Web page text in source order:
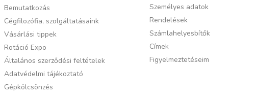
Bemutatkozás
Cégfilozófia, szolgáltatásaink
Vásárlási tippek
Rotáció Expo
Általános szerződési feltételek
Adatvédelmi tájékoztató
Gépkölcsönzés
Személyes adatok
Rendelések
Számlahelyesbítők
Címek
Figyelmeztetéseim